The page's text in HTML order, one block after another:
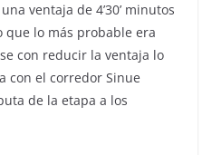
ventaja de 4’30’ minutos
que lo más probable era
con reducir la ventaja lo
con el corredor Sinue
de la etapa a los